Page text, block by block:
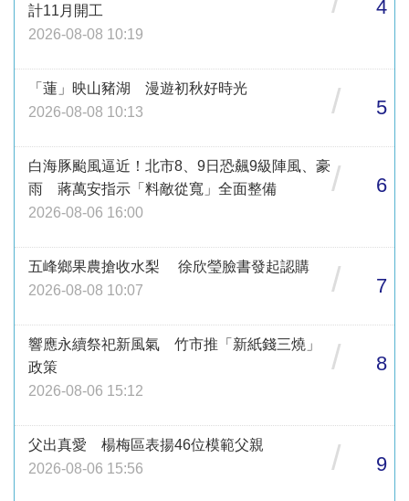
計11月開工
2026-08-08 10:19
4
「蓮」映山豬湖 漫遊初秋好時光
2026-08-08 10:13
/ 5
白海豚颱風逼近！北市8、9日恐飆9級陣風、豪
雨 蔣萬安指示「料敵從寬」全面整備
2026-08-06 16:00
/ 6
五峰鄉果農搶收水梨 徐欣瑩臉書發起認購
2026-08-08 10:07
/ 7
響應永續祭祀新風氣 竹市推「新紙錢三燒」
政策
2026-08-06 15:12
/ 8
父出真愛 楊梅區表揚46位模範父親
2026-08-06 15:56
/ 9